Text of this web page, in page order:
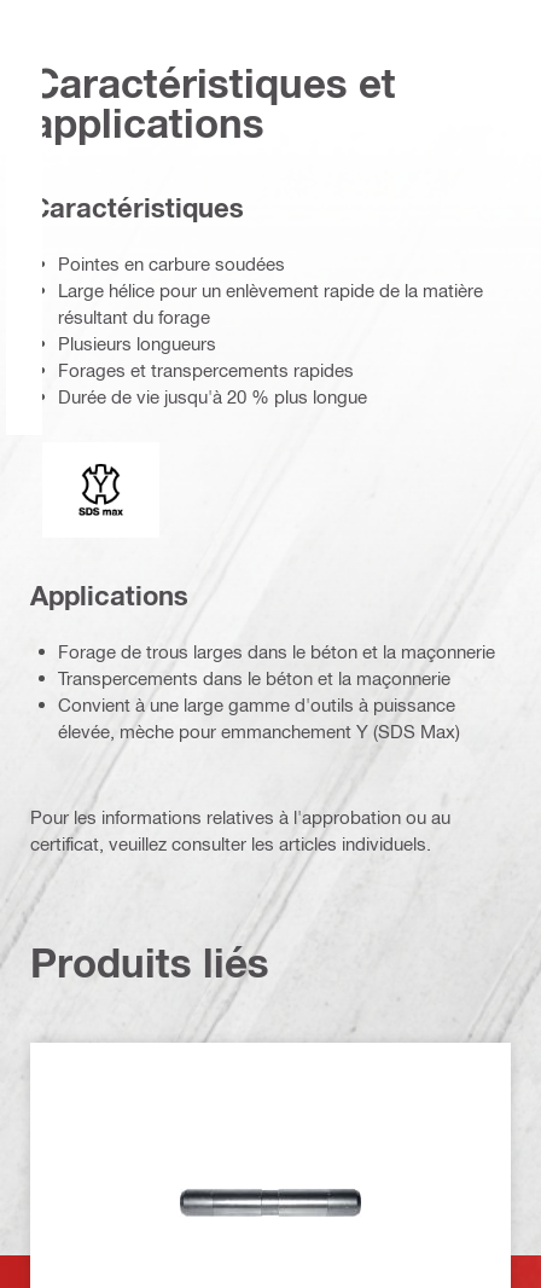
Caractéristiques et
applications
Caractéristiques
Pointes en carbure soudées
Large hélice pour un enlèvement rapide de la matière
résultant du forage
Plusieurs longueurs
Forages et transpercements rapides
Durée de vie jusqu'à 20 % plus longue
Extrémité de connexion
Applications
Forage de trous larges dans le béton et la maçonnerie
Transpercements dans le béton et la maçonnerie
Convient à une large gamme d'outils à puissance
élevée, mèche pour emmanchement Y (SDS Max)
Pour les informations relatives à l'approbation ou au
certificat, veuillez consulter les articles individuels.
Produits liés